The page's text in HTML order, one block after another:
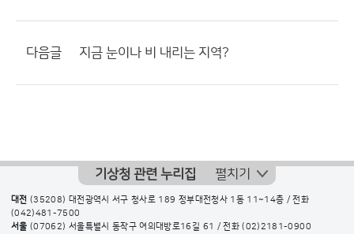
다음글 지금 눈이나 비 내리는 지역?
기상청 관련 누리집 펼치기
대전 (35208) 대전광역시 서구 청사로 189 정부대전청사 1동 11~14층 / 전화
(042)481-7500
서울 (07062) 서울특별시 동작구 여의대방로16길 61 / 전화(02)2181-0900